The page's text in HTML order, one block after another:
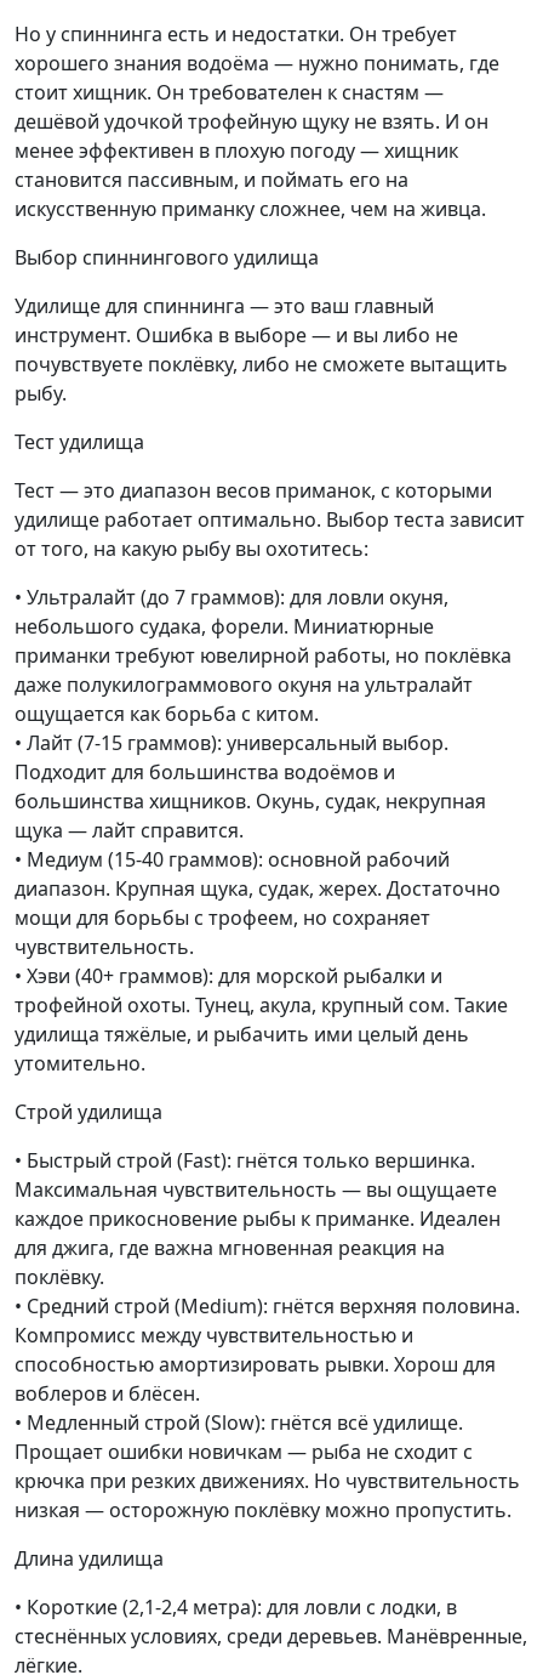
Но у спиннинга есть и недостатки. Он требует
хорошего знания водоёма — нужно понимать, где
стоит хищник. Он требователен к снастям —
дешёвой удочкой трофейную щуку не взять. И он
менее эффективен в плохую погоду — хищник
становится пассивным, и поймать его на
искусственную приманку сложнее, чем на живца.
Выбор спиннингового удилища
Удилище для спиннинга — это ваш главный
инструмент. Ошибка в выборе — и вы либо не
почувствуете поклёвку, либо не сможете вытащить
рыбу.
Тест удилища
Тест — это диапазон весов приманок, с которыми
удилище работает оптимально. Выбор теста зависит
от того, на какую рыбу вы охотитесь:
• Ультралайт (до 7 граммов): для ловли окуня,
небольшого судака, форели. Миниатюрные
приманки требуют ювелирной работы, но поклёвка
даже полукилограммового окуня на ультралайт
ощущается как борьба с китом.
• Лайт (7-15 граммов): универсальный выбор.
Подходит для большинства водоёмов и
большинства хищников. Окунь, судак, некрупная
щука — лайт справится.
• Медиум (15-40 граммов): основной рабочий
диапазон. Крупная щука, судак, жерех. Достаточно
мощи для борьбы с трофеем, но сохраняет
чувствительность.
• Хэви (40+ граммов): для морской рыбалки и
трофейной охоты. Тунец, акула, крупный сом. Такие
удилища тяжёлые, и рыбачить ими целый день
утомительно.
Строй удилища
• Быстрый строй (Fast): гнётся только вершинка.
Максимальная чувствительность — вы ощущаете
каждое прикосновение рыбы к приманке. Идеален
для джига, где важна мгновенная реакция на
поклёвку.
• Средний строй (Medium): гнётся верхняя половина.
Компромисс между чувствительностью и
способностью амортизировать рывки. Хорош для
воблеров и блёсен.
• Медленный строй (Slow): гнётся всё удилище.
Прощает ошибки новичкам — рыба не сходит с
крючка при резких движениях. Но чувствительность
низкая — осторожную поклёвку можно пропустить.
Длина удилища
• Короткие (2,1-2,4 метра): для ловли с лодки, в
стеснённых условиях, среди деревьев. Манёвренные,
лёгкие.